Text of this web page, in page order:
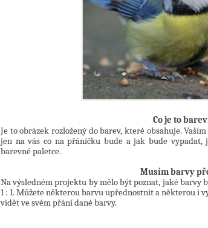
Co je to
Je to obrázek rozložený do barev, které obsahuje.
jen na vás co na přáníčku bude a jak bude
barevné paletce.
Musím barvy
Na výsledném projektu by mělo být poznat, jaké barvy
1 : 1. Můžete některou barvu upřednostnit a některou i
vidět ve svém přání dané barvy.